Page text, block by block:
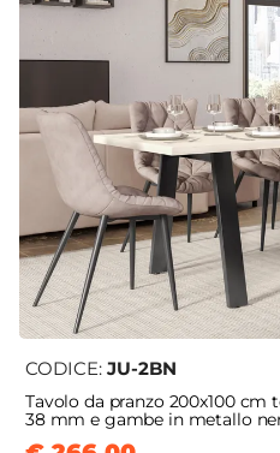
CODICE: JU-2BN
Tavolo da pranzo 200x100
38 mm e gambe in metallo